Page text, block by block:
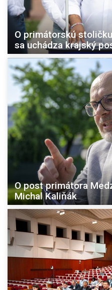
O primátorskú
sa uchádza krajský
O post primátora
Michal Kaliňák